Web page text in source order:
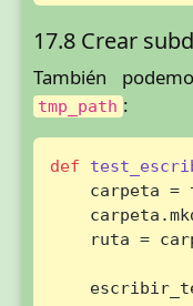
17.8 Crear
También
tmp_path :
def
carpeta =
ruta =